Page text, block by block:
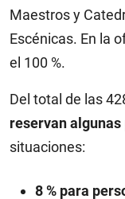
Maestros y
Escénicas. En la
el 100 %.
Del total de las
reservan algunas
situaciones:
8 % para